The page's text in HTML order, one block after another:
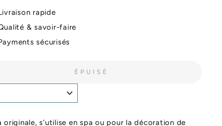
rapide
& savoir-faire
sécurisés
ÉPUISÉ
originale, s'utilise en spa ou pour la décoration de